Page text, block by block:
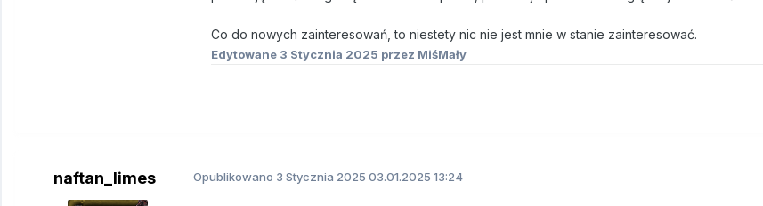
Co do nowych zainteresowań, to niestety nic nie jest mnie w stanie zainteresować.
Edytowane 3 Stycznia 2025 przez MiśMały
naftan_limes Opublikowano 3 Stycznia 2025 03.01.2025 13:24